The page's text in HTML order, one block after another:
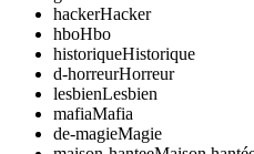
hackerHacker
hboHbo
historiqueHistorique
d-horreurHorreur
lesbienLesbien
mafiaMafia
de-magieMagie